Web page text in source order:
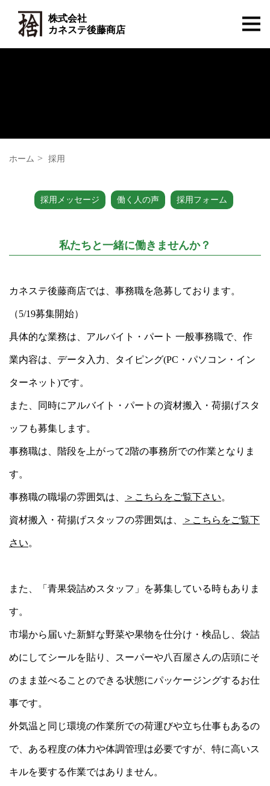
株式会社
カネステ後藤商店
ホーム 採用
採用メッセージ 働く人の声 採用フォーム
私たちと一緒に働きませんか？
カネステ後藤商店では、事務職を急募しております。
（5/19募集開始）
具体的な業務は、アルバイト・パート 一般事務職で、作
業内容は、データ入力、タイピング(PC・パソコン・イン
ターネット)です。
また、同時にアルバイト・パートの資材搬入・荷揚げスタ
ッフも募集します。
事務職は、階段を上がって2階の事務所での作業となりま
す。
事務職の職場の雰囲気は、 ＞こちらをご覧下さい。
資材搬入・荷揚げスタッフの雰囲気は、 ＞こちらをご覧下
さい。
また、「青果袋詰めスタッフ」 を募集している時もありま
す。
市場から届いた新鮮な野菜や果物を仕分け・検品し、袋詰
めにしてシールを貼り、スーパーや八百屋さんの店頭にそ
のまま並べることのできる状態にパッケージングするお仕
事です。
外気温と同じ環境の作業所での荷運びや立ち仕事もあるの
で、ある程度の体力や体調管理は必要ですが、特に高いス
キルを要する作業ではありません。